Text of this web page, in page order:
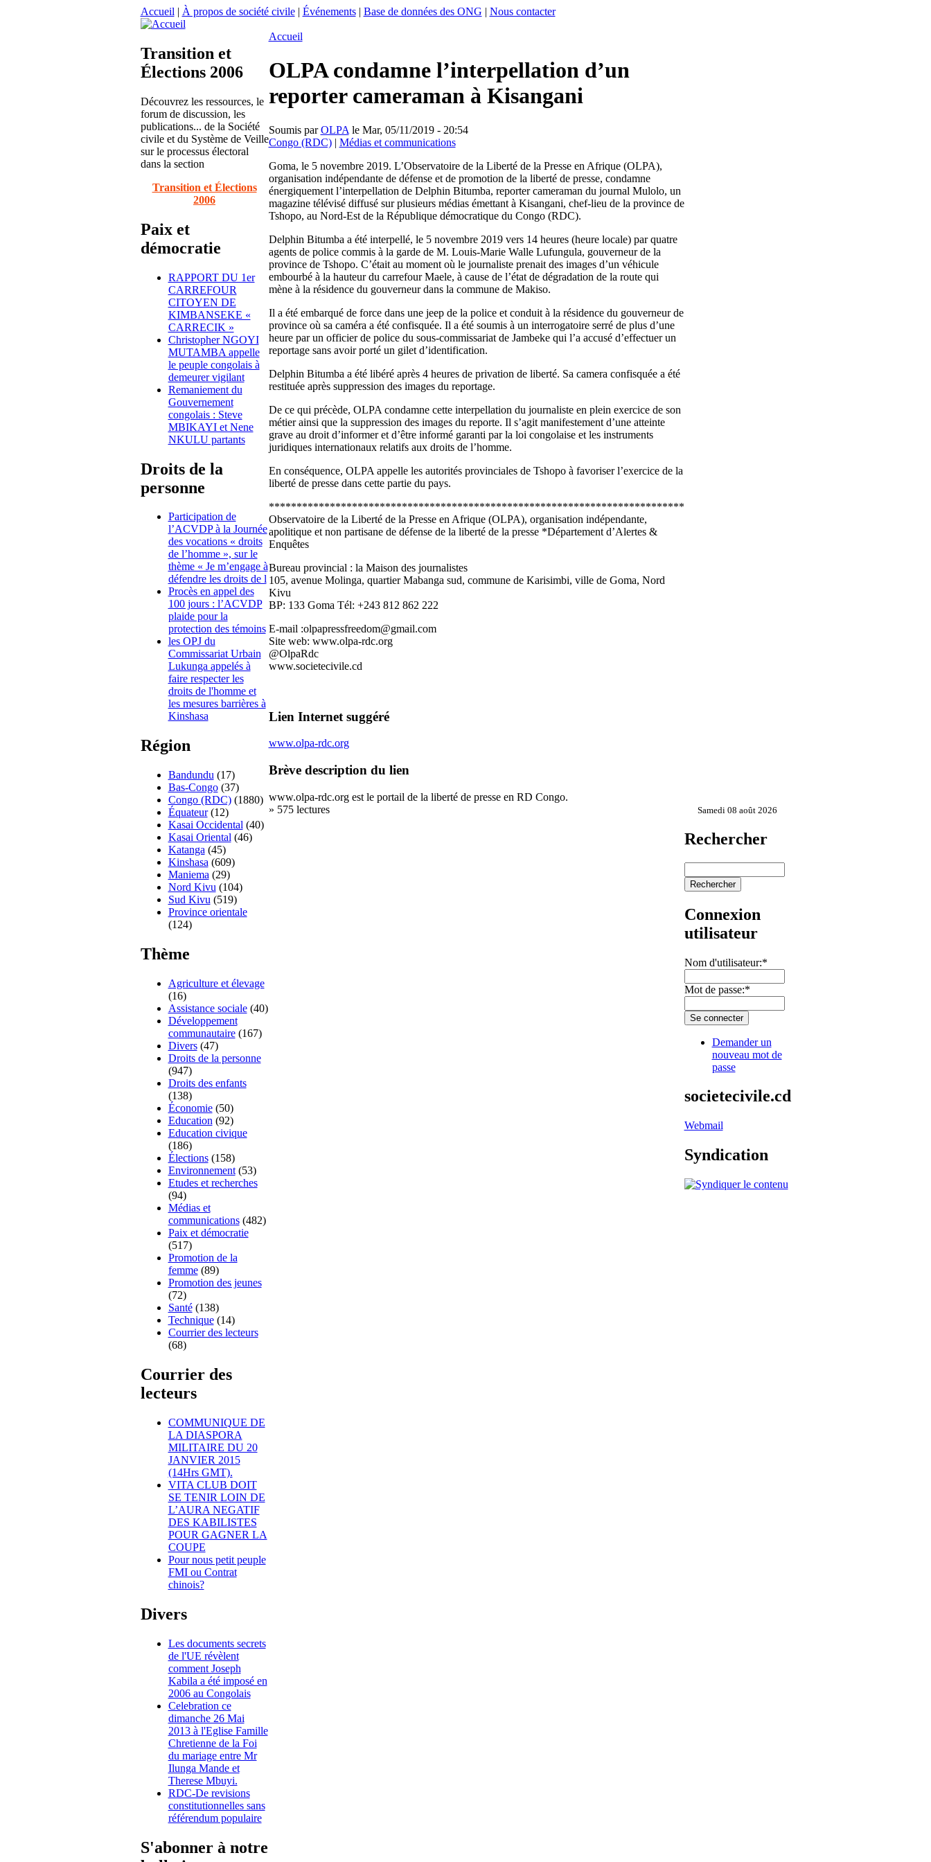
Accueil | À propos de société civile| Événements| Base de données des ONG | Nous contacter
Transition et
Élections 2006
Découvrez les ressources, le
forum de discussion, les
publications... de la Société
civile et du Système de Veille
sur le processus électoral
dans la section
Transition et Élections
2006
Paix et
démocratie
RAPPORT DU 1er
CARREFOUR
CITOYEN DE
KIMBANSEKE «
CARRECIK »
Christopher NGOYI
MUTAMBA appelle
le peuple congolais à
demeurer vigilant
Remaniement du
Gouvernement
congolais : Steve
MBIKAYI et Nene
NKULU partants
Droits de la
personne
Participation de
l’ACVDP à la Journée
des vocations « droits
de l’homme », sur le
thème « Je m’engage à
défendre les droits de l
Procès en appel des
100 jours : l’ACVDP
plaide pour la
protection des témoins
les OPJ du
Commissariat Urbain
Lukunga appelés à
faire respecter les
droits de l'homme et
les mesures barrières à
Kinshasa
Région
Bandundu (17)
Bas-Congo(37)
Congo (RDC)(1880)
Équateur(12)
Kasai Occidental (40)
Kasai Oriental (46)
Katanga (45)
Kinshasa (609)
Maniema (29)
Nord Kivu (104)
Sud Kivu (519)
Province orientale
(124)
Thème
Agriculture et élevage
(16)
Assistance sociale(40)
Développement
communautaire(167)
Divers(47)
Droits de la personne
(947)
Droits des enfants
(138)
Économie(50)
Education (92)
Education civique
(186)
Élections(158)
Environnement(53)
Etudes et recherches
(94)
Médias et
communications(482)
Paix et démocratie
(517)
Promotion de la
femme(89)
Promotion des jeunes
(72)
Santé(138)
Technique(14)
Courrier des lecteurs
(68)
Courrier des
lecteurs
COMMUNIQUE DE
LA DIASPORA
MILITAIRE DU 20
JANVIER 2015
(14Hrs GMT).
VITA CLUB DOIT
SE TENIR LOIN DE
L’AURA NEGATIF
DES KABILISTES
POUR GAGNER LA
COUPE
Pour nous petit peuple
FMI ou Contrat
chinois?
Divers
Les documents secrets
de l'UE révèlent
comment Joseph
Kabila a été imposé en
2006 au Congolais
Celebration ce
dimanche 26 Mai
2013 à l'Eglise Famille
Chretienne de la Foi
du mariage entre Mr
Ilunga Mande et
Therese Mbuyi.
RDC-De revisions
constitutionnelles sans
référendum populaire
S'abonner à notre
Accueil
OLPA condamne l’interpellation d’un
reporter cameraman à Kisangani
Soumis parOLPA le Mar, 05/11/2019 - 20:54
Congo (RDC)| Médias et communications
Goma, le 5 novembre 2019. L’Observatoire de la Liberté de la Presse en Afrique (OLPA),
organisation indépendante de défense et de promotion de la liberté de presse, condamne
énergiquement l’interpellation de Delphin Bitumba, reporter cameraman du journal Mulolo, un
magazine télévisé diffusé sur plusieurs médias émettant à Kisangani, chef-lieu de la province de
Tshopo, au Nord-Est de la République démocratique du Congo (RDC).
Delphin Bitumba a été interpellé, le 5 novembre 2019 vers 14 heures (heure locale) par quatre
agents de police commis à la garde de M. Louis-Marie Walle Lufungula, gouverneur de la
province de Tshopo. C’était au moment où le journaliste prenait des images d’un véhicule
embourbé à la hauteur du carrefour Maele, à cause de l’état de dégradation de la route qui
mène à la résidence du gouverneur dans la commune de Makiso.
Il a été embarqué de force dans une jeep de la police et conduit à la résidence du gouverneur de
province où sa caméra a été confisquée. Il a été soumis à un interrogatoire serré de plus d’une
heure par un officier de police du sous-commissariat de Jambeke qui l’a accusé d’effectuer un
reportage sans avoir porté un gilet d’identification.
Delphin Bitumba a été libéré après 4 heures de privation de liberté. Sa camera confisquée a été
restituée après suppression des images du reportage.
De ce qui précède, OLPA condamne cette interpellation du journaliste en plein exercice de son
métier ainsi que la suppression des images du reporte. Il s’agit manifestement d’une atteinte
grave au droit d’informer et d’être informé garanti par la loi congolaise et les instruments
juridiques internationaux relatifs aux droits de l’homme.
En conséquence, OLPA appelle les autorités provinciales de Tshopo à favoriser l’exercice de la
liberté de presse dans cette partie du pays.
***************************************************************************
Observatoire de la Liberté de la Presse en Afrique (OLPA), organisation indépendante,
apolitique et non partisane de défense de la liberté de la presse *Département d’Alertes &
Enquêtes
Bureau provincial : la Maison des journalistes
105, avenue Molinga, quartier Mabanga sud, commune de Karisimbi, ville de Goma, Nord
Kivu
BP: 133 Goma Tél: +243 812 862 222
E-mail :olpapressfreedom@gmail.com
Site web: www.olpa-rdc.org
@OlpaRdc
www.societecivile.cd
Lien Internet suggéré
www.olpa-rdc.org
Brève description du lien
www.olpa-rdc.org est le portail de la liberté de presse en RD Congo.
» 575 lectures
Samedi 08 août 2026
Rechercher
Connexion
utilisateur
Nom d'utilisateur:*
Mot de passe:*
Demander un
nouveau mot de
passe
societecivile.cd
Webmail
Syndication